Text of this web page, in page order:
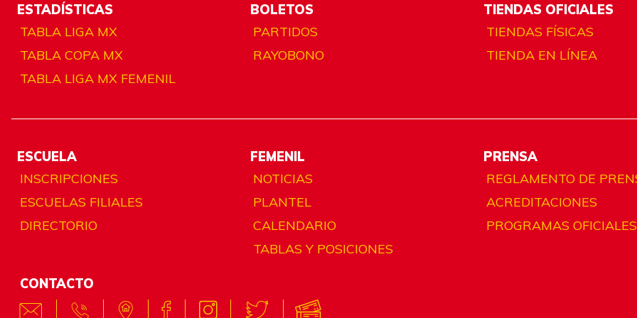
ESTADÍSTICAS
TABLA LIGA MX
TABLA COPA MX
TABLA LIGA MX FEMENIL
BOLETOS
PARTIDOS
RAYOBONO
TIENDAS OFICIALES
TIENDAS FÍSICAS
TIENDA EN LÍNEA
ESCUELA
INSCRIPCIONES
ESCUELAS FILIALES
DIRECTORIO
FEMENIL
NOTICIAS
PLANTEL
CALENDARIO
TABLAS Y POSICIONES
PRENSA
REGLAMENTO DE
ACREDITACIONES
PROGRAMAS OFICIALES
CONTACTO